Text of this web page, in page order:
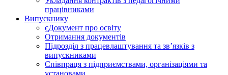
працівниками
Випускнику
єДокумент про освіту
Отримання документів
Підрозділ з працевлаштування та зв’язків з
випускниками
Співпраця з підприємствами, організаціями та
установами